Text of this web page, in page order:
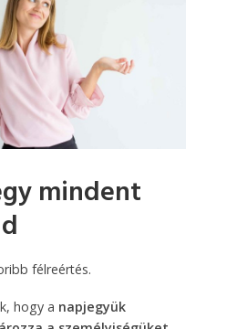
mindent
félreértés.
hogy a napjegyük